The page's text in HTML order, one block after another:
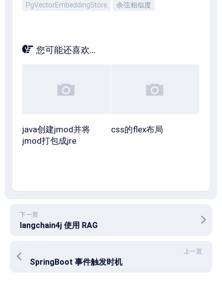
PgVectorEmbeddingStore
余弦相似度
您可能还喜欢...
java创建jmod并将
jmod打包成jre
css的flex布局
下一页
langchain4j 使用 RAG
上一页
SpringBoot 事件触发时机